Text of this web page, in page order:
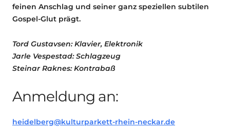
feinen Anschlag und seiner ganz speziellen subtilen
Gospel-Glut prägt.
Tord Gustavsen: Klavier, Elektronik
Jarle Vespestad: Schlagzeug
Steinar Raknes: Kontrabaß
Anmeldung an:
heidelberg@kulturparkett-rhein-neckar.de